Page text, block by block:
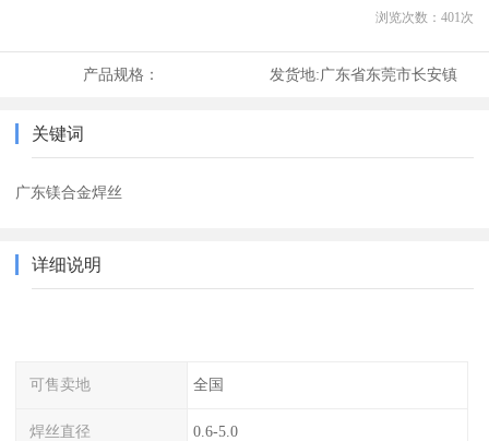
浏览次数： 401次
产品规格： 发货地:广东省东莞市长安镇
关键词
广东镁合金焊丝
详细说明
可售卖地 全国
焊丝直径 0.6-5.0